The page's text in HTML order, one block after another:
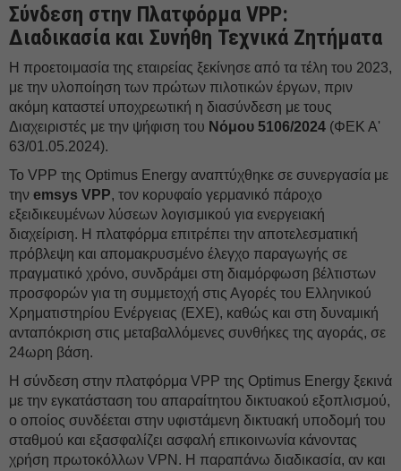
Σύνδεση στην Πλατφόρμα VPP:
Διαδικασία και Συνήθη Τεχνικά Ζητήματα
Η προετοιμασία της εταιρείας ξεκίνησε από τα τέλη του 2023,
με την υλοποίηση των πρώτων πιλοτικών έργων, πριν
ακόμη καταστεί υποχρεωτική η διασύνδεση με τους
Διαχειριστές με την ψήφιση του Νόμου 5106/2024 (ΦΕΚ Α'
63/01.05.2024).
Το VPP της Optimus Energy αναπτύχθηκε σε συνεργασία με
την emsys VPP, τον κορυφαίο γερμανικό πάροχο
εξειδικευμένων λύσεων λογισμικού για ενεργειακή
διαχείριση. Η πλατφόρμα επιτρέπει την αποτελεσματική
πρόβλεψη και απομακρυσμένο έλεγχο παραγωγής σε
πραγματικό χρόνο, συνδράμει στη διαμόρφωση βέλτιστων
προσφορών για τη συμμετοχή στις Αγορές του Ελληνικού
Χρηματιστηρίου Ενέργειας (ΕΧΕ), καθώς και στη δυναμική
ανταπόκριση στις μεταβαλλόμενες συνθήκες της αγοράς, σε
24ωρη βάση.
Η σύνδεση στην πλατφόρμα VPP της Optimus Energy ξεκινά
με την εγκατάσταση του απαραίτητου δικτυακού εξοπλισμού,
ο οποίος συνδέεται στην υφιστάμενη δικτυακή υποδομή του
σταθμού και εξασφαλίζει ασφαλή επικοινωνία κάνοντας
χρήση πρωτοκόλλων VPN. Η παραπάνω διαδικασία, αν και